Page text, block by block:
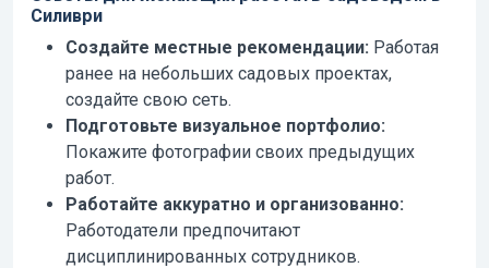
Силиври
Создайте местные рекомендации: Работая
ранее на небольших садовых проектах,
создайте свою сеть.
Подготовьте визуальное портфолио:
Покажите фотографии своих предыдущих
работ.
Работайте аккуратно и организованно:
Работодатели предпочитают
дисциплинированных сотрудников.